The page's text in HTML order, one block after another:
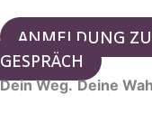
ANMELDUNG
GESPRÄCH
Dein Weg. Deine